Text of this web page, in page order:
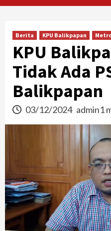
Berita KPU Balikpapan
KPU
Tidak Ada
Balikpapan
03/12/2024 admin1